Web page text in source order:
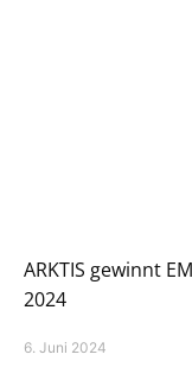
ARKTIS gewinnt
2024
6. Juni 2024